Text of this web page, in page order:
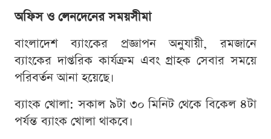
অফিস ও লেনদেনের সময়সীমা
বাংলাদেশ ব্যাংকের প্রজ্ঞাপন অনুযায়ী, রমজানে
ব্যাংকের দাপ্তরিক কার্যক্রম এবং গ্রাহক সেবার সময়ে
পরিবর্তন আনা হয়েছে।
ব্যাংক খোলা: সকাল ৯টা ৩০ মিনিট থেকে বিকেল ৪টা
পর্যন্ত ব্যাংক খোলা থাকবে।